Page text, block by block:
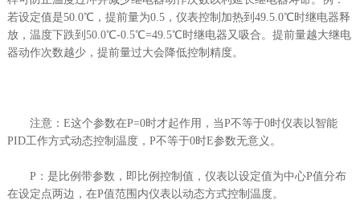
若设定值是50.0℃，提前量为0.5，仪表控制加热到49.5.0℃时继电器释
放，温度下跌到50.0℃-0.5℃=49.5℃时继电器又吸合。提前量越大继电
器动作次数越少，提前量过大会降低控制精度。
注意：E这个参数在P=0时才起作用，当P不等于0时仪表以智能
PID工作方式动态控制温度，P不等于0时E参数无意义。
P：是比例带参数，即比例控制值，仪表以设定值为中心P值分布
在设定点两边，在P值范围内仪表以动态方式控制温度。